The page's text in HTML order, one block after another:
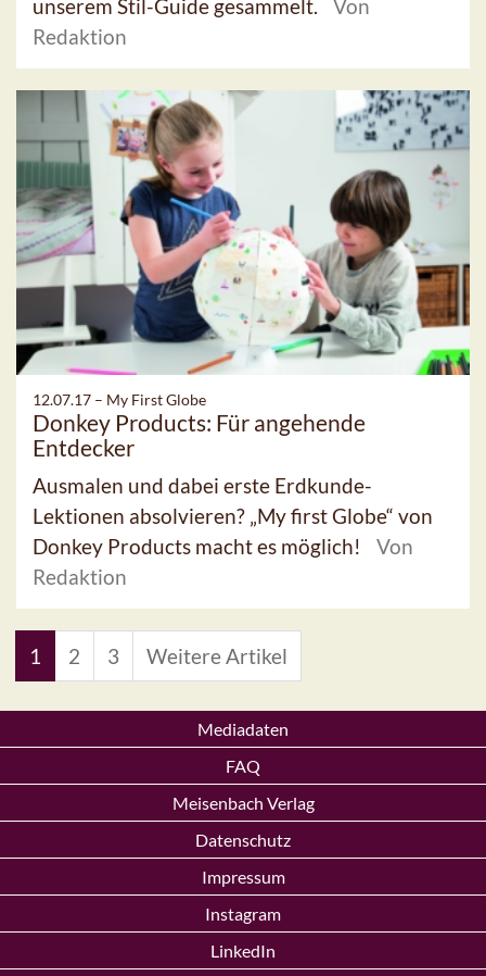
unserem Stil-Guide gesammelt.
Von
Redaktion
12.07.17 – My First Globe
Donkey Products: Für angehende
Entdecker
Ausmalen und dabei erste Erdkunde-
Lektionen absolvieren? „My first Globe“ von
Donkey Products macht es möglich!
Von
Redaktion
1 2 3 Weitere Artikel
Mediadaten
FAQ
Meisenbach Verlag
Datenschutz
Impressum
Instagram
LinkedIn